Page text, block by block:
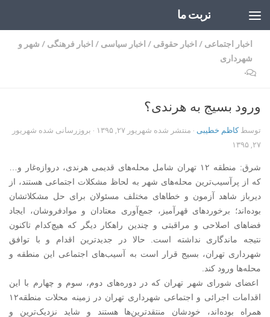
تربت ما
اخبار اجتماعی / اخبار حقوقی / اخبار سیاسی / اخبار فرهنگی / شهر و
شهرداری
۰
ورود بسیج به هرندی؟
توسطکاظم خطیبی · منتشر شده شهریور ۲۷, ۱۳۹۵ · بروزرسانی شده شهریور
۲۷, ۱۳۹۵
شرق: منطقه ۱۲ تهران شامل محله‌های قدیمی هرندی، دروازه‌غار و…
که از پرآسیب‌ترین محله‌های شهر به لحاظ مشکلات اجتماعی هستند، از
دیرباز شاهد آزمون و خطاهای مختلف مسئولان برای حل مشکلاتشان
بوده‌اند؛ برخوردهای قهرآمیز، جمع‌آوری معتادان و موادفروشان، ایجاد
فضاهای اصلاحی و مراقبتی و چندین راهکار دیگر که هیچ‌کدام تاکنون
نتیجه ماندگاری نداشته است. حالا در جدیدترین اقدام و با توافق
شهرداری تهران، بسیج قرار است به آسیب‌های اجتماعی این منطقه و
محله‌ها ورود کند.
اعضای شورای شهر تهران که در دوره‌های دوم، سوم و چهارم با این
اقدامات اجرائی و اجتماعی شهرداری تهران در زمینه محلات منطقه۱۲
همراه بوده‌‌اند، خودشان منتقدترین‌ها هستند و شاید نزدیک‌ترین و